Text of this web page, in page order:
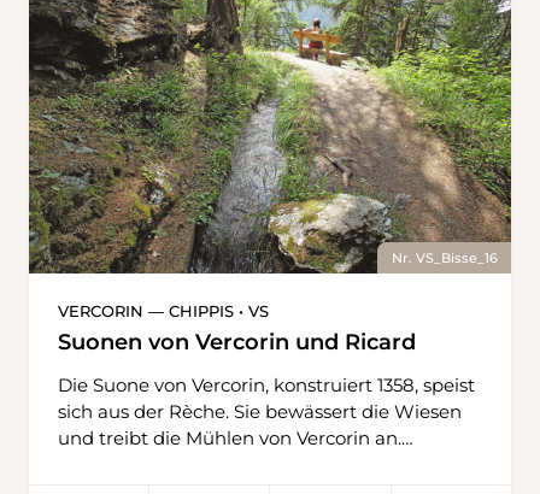
kleine Tal der Raspille. Eine einmalig schöne
Landschaft erwartet den Wanderer.
Nr. VS_Bisse_16
VERCORIN — CHIPPIS • VS
Suonen von Vercorin und Ricard
Die Suone von Vercorin, konstruiert 1358, speist
sich aus der Rèche. Sie bewässert die Wiesen
und treibt die Mühlen von Vercorin an.